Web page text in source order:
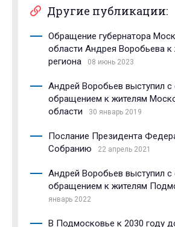
Другие публикации:
Обращение губернатора
области Андрея Воробьева к
региона
08 июнь 2023
Андрей Воробьев выступил
обращением к жителям
области
30 январь 2019
Послание Президента
Собранию
22 апрель 2021
Андрей Воробьев выступил
обращением к жителям
январь 2022
В Подмосковье к 2030 году